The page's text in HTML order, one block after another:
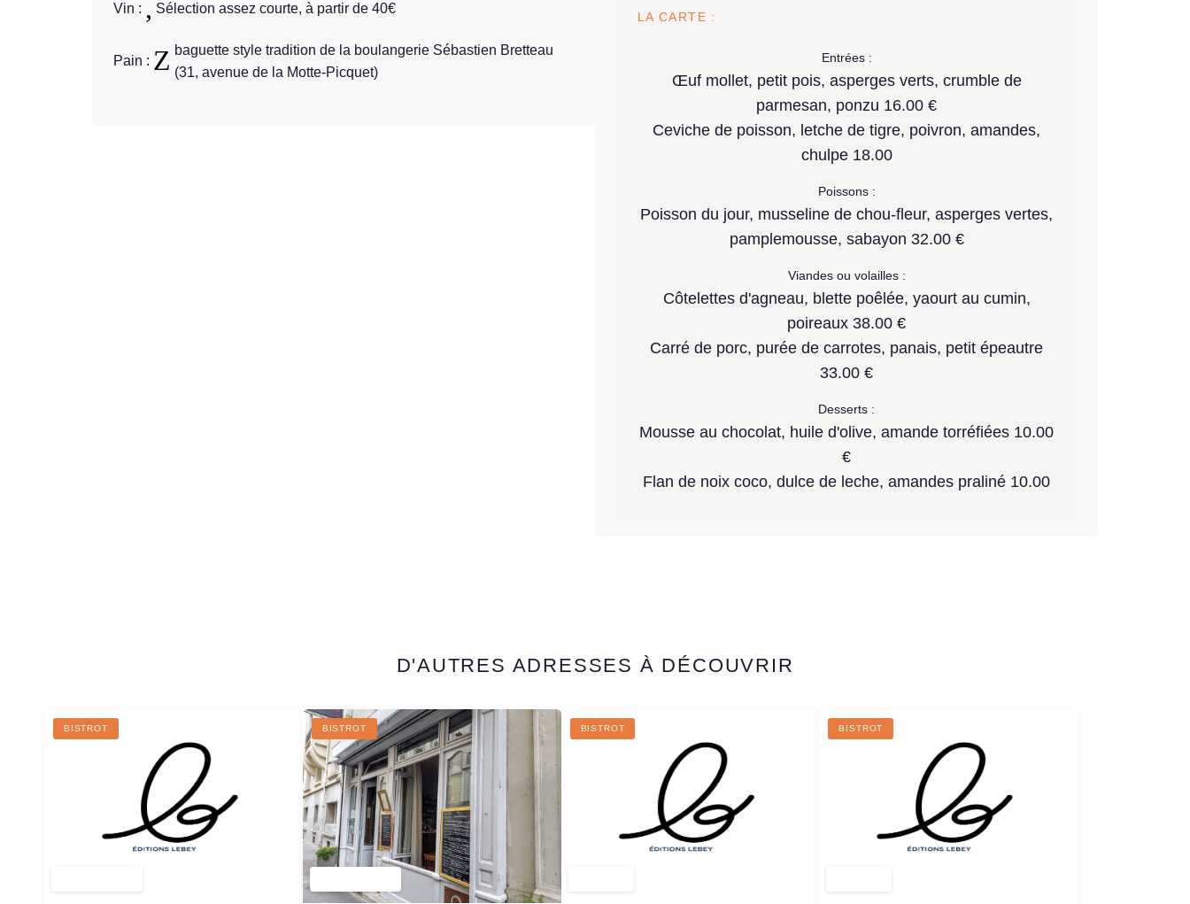
Vin : Sélection assez courte, à partir de 40€
Pain :
baguette style tradition de la boulangerie Sébastien Bretteau
(31, avenue de la Motte-Picquet)
LA CARTE :
Entrées :
Œuf mollet, petit pois, asperges verts, crumble de
parmesan, ponzu 16.00 €
Ceviche de poisson, letche de tigre, poivron, amandes,
chulpe 18.00
Poissons :
Poisson du jour, musseline de chou-fleur, asperges vertes,
pamplemousse, sabayon 32.00 €
Viandes ou volailles :
Côtelettes d'agneau, blette poêlée, yaourt au cumin,
poireaux 38.00 €
Carré de porc, purée de carrotes, panais, petit épeautre
33.00 €
Desserts :
Mousse au chocolat, huile d'olive, amande torréfiées 10.00
€
Flan de noix coco, dulce de leche, amandes praliné 10.00
D'AUTRES ADRESSES À DÉCOUVRIR
BISTROT BISTROT BISTROT BISTROT